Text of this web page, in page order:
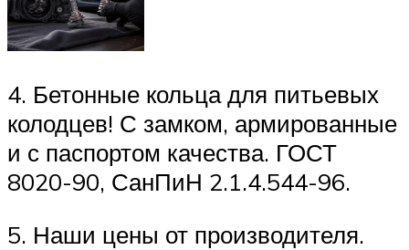
4. Бетонные кольца для питьевых
колодцев! С замком, армированные
и с паспортом качества. ГОСТ
8020-90, СанПиН 2.1.4.544-96.
5. Наши цены от производителя.